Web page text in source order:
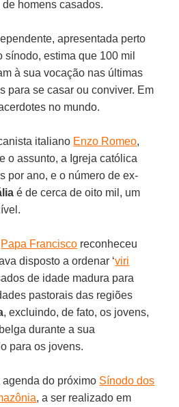
homens casados.
apresentada perto
sínodo, estima que 100 mil
à sua vocação nas últimas
para se casar ou conviver. Em
no mundo.
italiano Enzo Romeo,
o assunto, a Igreja católica
por ano, e o número de ex-
é de cerca de oito mil, um
Papa Francisco reconheceu
disposto a ordenar ‘viri
de idade madura para
pastorais das regiões
, excluindo, de fato, os jovens,
durante a sua
para os jovens.
do próximo Sínodo dos
, a ser realizado em